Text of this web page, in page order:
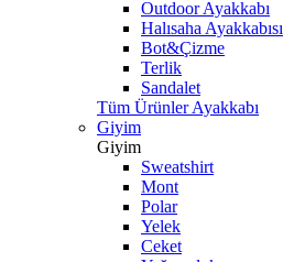
Outdoor Ayakkabı
Halısaha Ayakkabısı
Bot&Çizme
Terlik
Sandalet
Tüm Ürünler Ayakkabı
Giyim
Giyim
Sweatshirt
Mont
Polar
Yelek
Ceket